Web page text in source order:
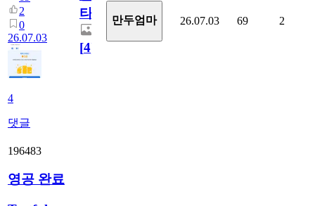
2
0
26.07.03
4
댓글
타
[4]
만두엄마 26.07.03 69 2
196483
영공 완료